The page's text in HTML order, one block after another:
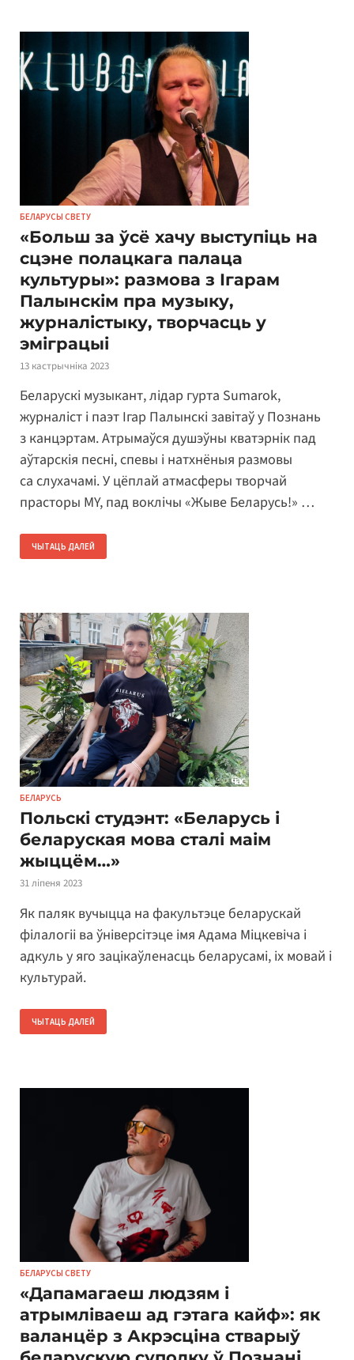
БЕЛАРУСЫ СВЕТУ
«Больш за ўсё хачу выступіць на
сцэне полацкага палаца
культуры»: размова з Ігарам
Палынскім пра музыку,
журналістыку, творчасць у
эміграцыі
13 кастрычніка 2023
Беларускі музыкант, лідар гурта Sumarok,
журналіст і паэт Ігар Палынскі завітаў у Познань
з канцэртам. Атрымаўся душэўны кватэрнік пад
аўтарскія песні, спевы і натхнёныя размовы
са слухачамі. У цёплай атмасферы творчай
прасторы MY, пад воклічы «Жыве Беларусь!» …
ЧЫТАЦЬ ДАЛЕЙ
БЕЛАРУСЬ
Польскі студэнт: «Беларусь і
беларуская мова сталі маім
жыццём…»
31 ліпеня 2023
Як паляк вучыцца на факультэце беларускай
філалогіі ва ўніверсітэце імя Адама Міцкевіча і
адкуль у яго зацікаўленасць беларусамі, іх мовай і
культурай.
ЧЫТАЦЬ ДАЛЕЙ
БЕЛАРУСЫ СВЕТУ
«Дапамагаеш людзям і
атрымліваеш ад гэтага кайф»: як
валанцёр з Акрэсціна стварыў